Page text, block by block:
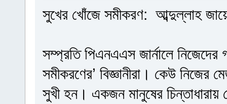
সুখের খোঁজে সমীকরণ: আব্দুল্লাহ
সম্প্রতি পিএনএএস জার্নালে
সমীকরণের’ বিজ্ঞানীরা। কেউ নিজের
সুখী হন। একজন মানুষের